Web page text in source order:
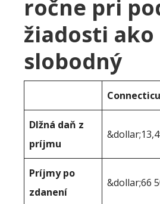
ročne pri
žiadosti ako
slobodný
Dlžná daň z
príjmu
Príjmy po
zdanení
&dollar;66